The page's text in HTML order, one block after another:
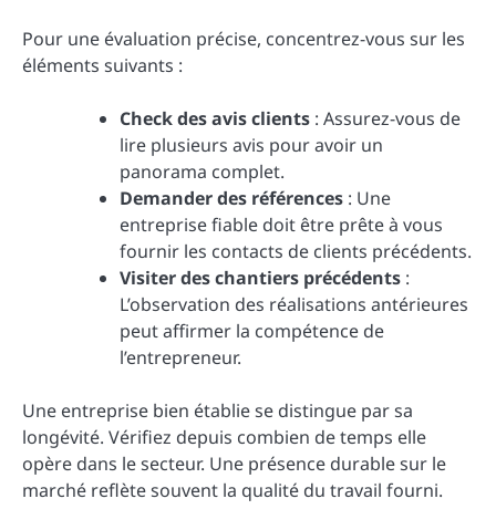
Pour une évaluation précise, concentrez-vous sur les
éléments suivants :
Check des avis clients : Assurez-vous de
lire plusieurs avis pour avoir un
panorama complet.
Demander des références : Une
entreprise fiable doit être prête à vous
fournir les contacts de clients précédents.
Visiter des chantiers précédents :
L’observation des réalisations antérieures
peut affirmer la compétence de
l’entrepreneur.
Une entreprise bien établie se distingue par sa
longévité. Vérifiez depuis combien de temps elle
opère dans le secteur. Une présence durable sur le
marché reflète souvent la qualité du travail fourni.